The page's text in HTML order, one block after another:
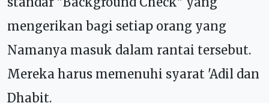
mengerikan bagi setiap orang yang
Namanya masuk dalam rantai tersebut.
Mereka harus memenuhi syarat 'Adil dan
Dhabit.